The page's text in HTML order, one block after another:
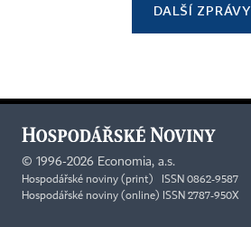
DALŠÍ ZPRÁVY
© 1996-2026 Economia, a.s.
Hospodářské noviny (print) ISSN 0862-9587
Hospodářské noviny (online) ISSN 2787-950X